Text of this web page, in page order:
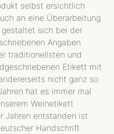
selbst ersichtlich
an eine Überarbeitung
sich bei der
Angaben
traditionellsten und
Etikett mit
nicht ganz so
hat es immer mal
Weinetikett
Jahren entstanden ist
Handschrift